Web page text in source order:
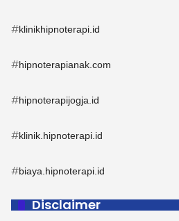
#klinikhipnoterapi.id
#hipnoterapianak.com
#hipnoterapijogja.id
#klinik.hipnoterapi.id
#biaya.hipnoterapi.id
Disclaimer